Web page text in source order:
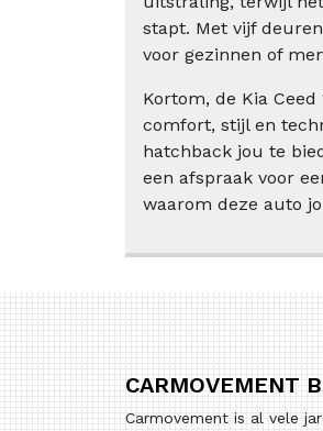
stapt. Met vijf
voor gezinnen of
Kortom, de Kia
comfort, stijl en
hatchback jou te
een afspraak voor
waarom deze auto
CARMOVEMENT
Carmovement is al vele